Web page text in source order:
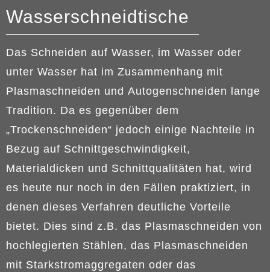
Wasserschneidtische
Das Schneiden auf Wasser, im Wasser oder
unter Wasser hat im Zusammenhang mit
Plasmaschneiden und Autogenschneiden lange
Tradition. Da es gegenüber dem
„Trockenschneiden“ jedoch einige Nachteile in
Bezug auf Schnittgeschwindigkeit,
Materialdicken und Schnittqualitäten hat, wird
es heute nur noch in den Fällen praktiziert, in
denen dieses Verfahren deutliche Vorteile
bietet. Dies sind z.B. das Plasmaschneiden von
hochlegierten Stählen, das Plasmaschneiden
mit Starkstromaggregaten oder das